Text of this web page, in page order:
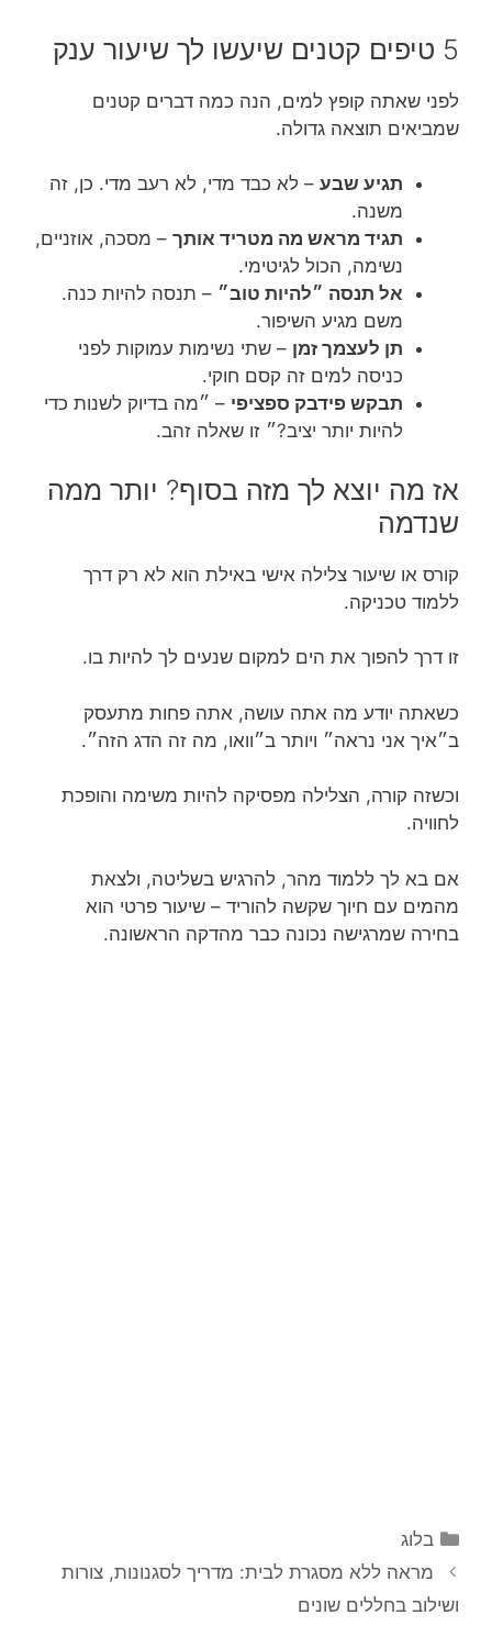
5 טיפים קטנים שיעשו לך שיעור ענק
לפני שאתה קופץ למים, הנה כמה דברים קטנים
שמביאים תוצאה גדולה.
תגיע שבע – לא כבד מדי, לא רעב מדי. כן, זה
משנה.
תגיד מראש מה מטריד אותך – מסכה, אוזניים,
נשימה, הכול לגיטימי.
אל תנסה ״להיות טוב״ – תנסה להיות כנה.
משם מגיע השיפור.
תן לעצמך זמן – שתי נשימות עמוקות לפני
כניסה למים זה קסם חוקי.
תבקש פידבק ספציפי – ״מה בדיוק לשנות כדי
להיות יותר יציב?״ זו שאלה זהב.
אז מה יוצא לך מזה בסוף? יותר ממה
שנדמה
קורס או שיעור צלילה אישי באילת הוא לא רק דרך
ללמוד טכניקה.
זו דרך להפוך את הים למקום שנעים לך להיות בו.
כשאתה יודע מה אתה עושה, אתה פחות מתעסק
ב״איך אני נראה״ ויותר ב״וואו, מה זה הדג הזה״.
וכשזה קורה, הצלילה מפסיקה להיות משימה והופכת
לחוויה.
אם בא לך ללמוד מהר, להרגיש בשליטה, ולצאת
מהמים עם חיוך שקשה להוריד – שיעור פרטי הוא
בחירה שמרגישה נכונה כבר מהדקה הראשונה.
קטגוריות
בלוג
מראה ללא מסגרת לבית: מדריך לסגנונות, צורות
ושילוב בחללים שונים